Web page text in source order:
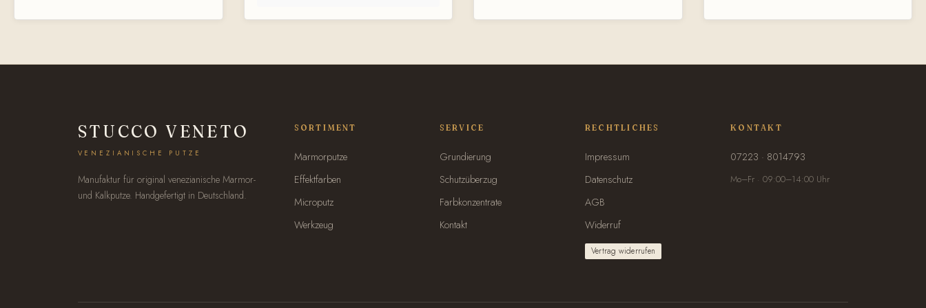
Polieren/Veredeln Hinterlässt keine
g) für ermüdungsfreies Führen
präzises Arbeiten Ergonomischer, rutschfester
ihren Wänden erzielen möchten.
STUCCO VENETO
VENEZIANISCHE PUTZE
Manufaktur für original venezianische Marmor-
und Kalkputze. Handgefertigt in Deutschland.
SORTIMENT
Marmorputze
Effektfarben
Microputz
Werkzeug
SERVICE
Grundierung
Schutzüberzug
Farbkonzentrate
Kontakt
RECHTLICHES
Impressum
Datenschutz
AGB
Widerruf
Vertrag widerrufen
KONTAKT
07223 · 8014793
Mo–Fr · 09:00–14:00 Uhr